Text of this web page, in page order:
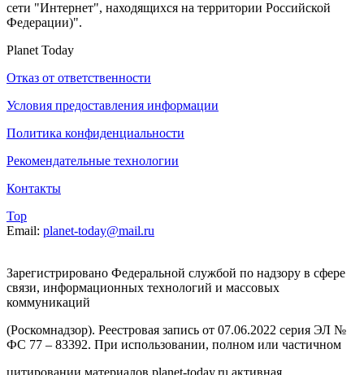
сети "Интернет", находящихся на территории Российской
Федерации)".
Planet Today
Отказ от ответственности
Условия предоставления информации
Политика конфиденциальности
Рекомендательные технологии
Контакты
Top
Email: planet-today@mail.ru
Зарегистрировано Федеральной службой по надзору в сфере
связи, информационных технологий и массовых
коммуникаций
(Роскомнадзор). Реестровая запись от 07.06.2022 серия ЭЛ №
ФС 77 – 83392. При использовании, полном или частичном
цитировании материалов planet-today.ru активная